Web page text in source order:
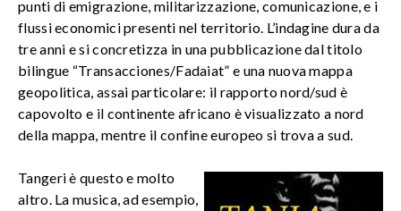
punti di emigrazione, militarizzazione, comunicazione, e i
flussi economici presenti nel territorio. L’indagine dura da
tre anni e si concretizza in una pubblicazione dal titolo
bilingue “Transacciones/Fadaiat” e una nuova mappa
geopolitica, assai particolare: il rapporto nord/sud è
capovolto e il continente africano è visualizzato a nord
della mappa, mentre il confine europeo si trova a sud.
Tangeri è questo e molto
altro. La musica, ad esempio,